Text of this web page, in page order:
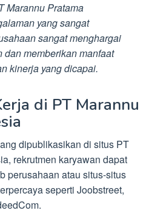
Marannu Pratama
yang sangat
sangat menghargai
dan memberikan manfaat
kinerja yang dicapai.
di PT Marannu
dipublikasikan di situs PT
rekrutmen karyawan dapat
perusahaan atau situs-situs
seperti Joobstreet,